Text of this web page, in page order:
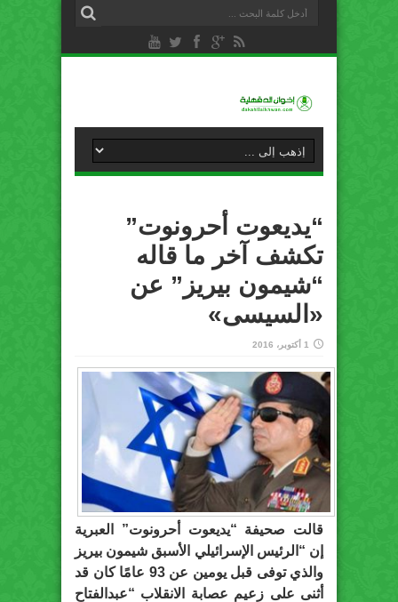
“يديعوت أحرونوت”
تكشف آخر ما قاله
“شيمون بيريز” عن
«السيسى»
1 أكتوبر، 2016
قالت صحيفة “يديعوت أحرونوت” العبرية
إن “الرئيس الإسرائيلي الأسبق شيمون بيريز
والذي توفى قبل يومين عن 93 عامًا كان قد
أثنى على زعيم عصابة الانقلاب “عبدالفتاح